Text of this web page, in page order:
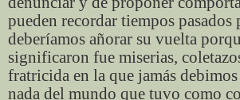
pueden recordar tiempos pasados
deberíamos añorar su vuelta
significaron fue miserias,
fratricida en la que jamás
nada del mundo que tuvo como